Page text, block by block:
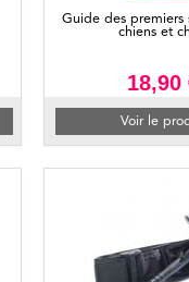
Guide des premiers
chiens et
18,90
Voir le